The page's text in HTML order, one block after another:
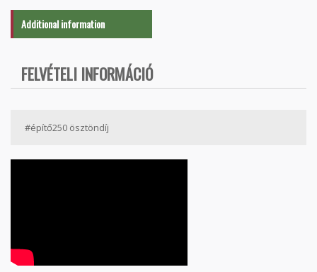
Additional information
FELVÉTELI INFORMÁCIÓ
#építő250 ösztöndíj